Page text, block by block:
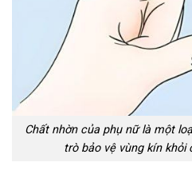
Chất nhờn của phụ nữ là một
trò bảo vệ vùng kín khỏi